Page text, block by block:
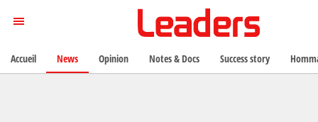
Accueil News Opinion Notes & Docs Success story